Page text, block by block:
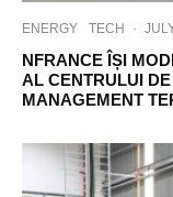
ENERGY TECH ·
NFRANCE ÎȘI
AL CENTRULUI
MANAGEMENT